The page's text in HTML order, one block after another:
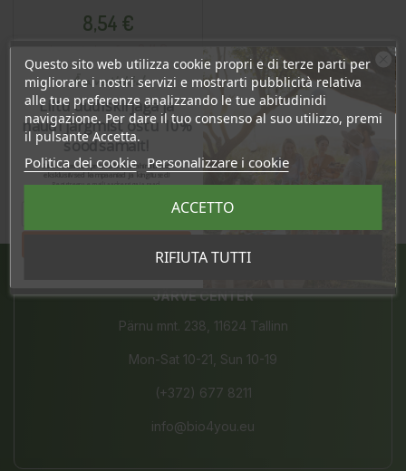
8,54 €
Aggiungi Al Carrello
JÄRVE CENTER
Pärnu mnt. 238, 11624 Tallinn
Mon-Sat 10-21, Sun 10-19
(+372) 677 8211
info@bio4you.eu
Questo sito web utilizza cookie propri e di terze parti per
migliorare i nostri servizi e mostrarti pubblicità relativa
alle tue preferenze analizzando le tue abitudinidi
navigazione. Per dare il tuo consenso al suo utilizzo, premi
il pulsante Accetta.
Politica dei cookie Personalizzare i cookie
RIFIUTA TUTTI
ACCETTO
Ära veel lahku!
Liitu uudiskirjaga ja
naudi järgmist ostu 10%
soodsamalt!
Sind ootavad spetsiaalsed allahindlused,
eksklusiivsed kampaaniad ja kingitused!
Registreeru e-maili aadressiga ja saad